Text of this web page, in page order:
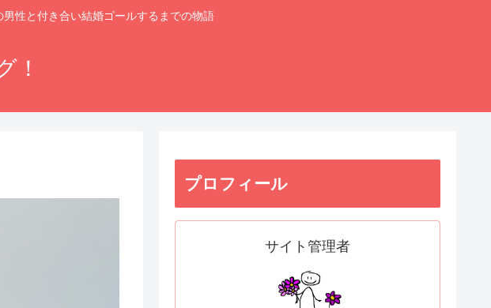
性と付き合い結婚ゴールするまでの物語
！
プロフィール
サイト管理者